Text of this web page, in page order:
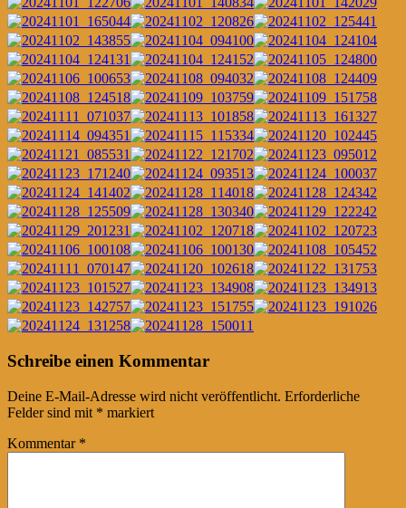
Post
navigation
←
→
Schreibe einen Kommentar
Deine E-Mail-Adresse wird nicht veröffentlicht. Erforderliche
Felder sind mit * markiert
Kommentar *